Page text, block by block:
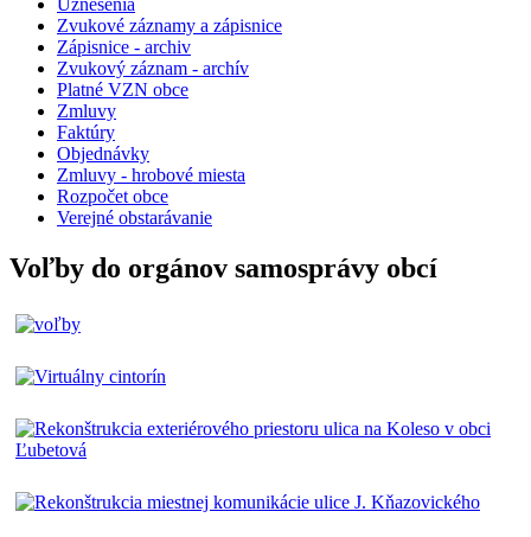
Uznesenia
Zvukové záznamy a zápisnice
Zápisnice - archiv
Zvukový záznam - archív
Platné VZN obce
Zmluvy
Faktúry
Objednávky
Zmluvy - hrobové miesta
Rozpočet obce
Verejné obstarávanie
Voľby do orgánov samosprávy obcí